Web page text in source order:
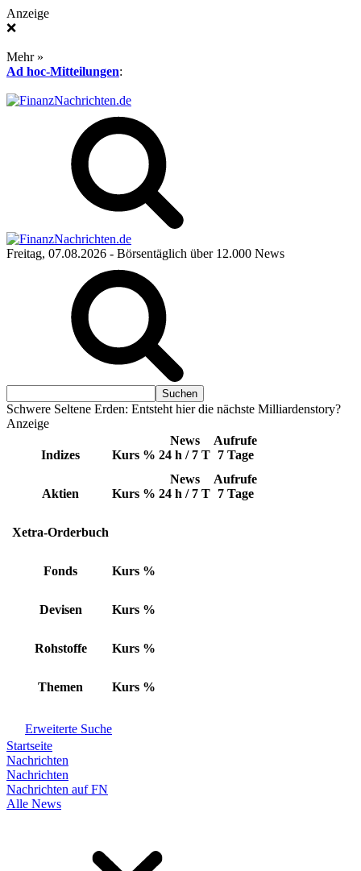
Anzeige
❌
Mehr »
Ad hoc-Mitteilungen:
Freitag, 07.08.2026 - Börsentäglich über 12.000 News
Schwere Seltene Erden: Entsteht hier die nächste Milliardenstory?
Anzeige
Indizes Kurs %
News
24 h / 7 T
Aufrufe
7 Tage
Aktien Kurs %
News
24 h / 7 T
Aufrufe
7 Tage
Xetra-Orderbuch
Fonds Kurs %
Devisen Kurs %
Rohstoffe Kurs %
Themen Kurs %
Erweiterte Suche
Startseite
Nachrichten
Nachrichten
Nachrichten auf FN
Alle News